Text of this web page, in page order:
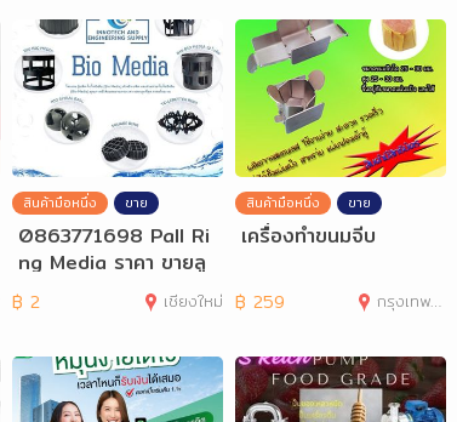
สินค้ามือหนึ่ง ขาย
0863771698 Pall Ri
ng Media ราคา ขายลู
กมีเดียสำหรับระบบบำบั
ด
฿ 2 เชียงใหม่
สินค้ามือหนึ่ง ขาย
เครื่องทำขนมจีบ
฿ 259 กรุงเทพมหานคร